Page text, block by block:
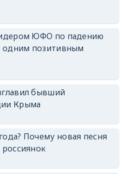
ЮФО по падению
одним позитивным
бывший
Крыма
Почему новая песня